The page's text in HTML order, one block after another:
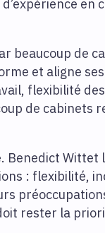
beaucoup de
et aligne
flexibilité
de cabinets
Wittet
: flexibilité,
rester la